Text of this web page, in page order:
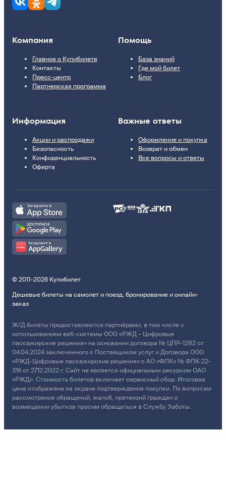
Компания
Главное о Купибилете
Контакты
Пресс-центр
Партнерская программа
Помощь
База знаний
Где мой билет
Блог
Информация
Акции и распродажи
Безопасность
Конфиденциальность
Оферта
Важные ответы
Оформление и покупка
Возврат и обмен
Все вопросы и ответы
© 2011–2026 Купибилет
Дешевые билеты на самолет и поезд, бронирование и онлайн-
заказ
Ж/Д билеты предоставляются партнёрами, в том числе с
использованием веб-системы ООО «РЖД – Цифровые
пассажирские решения» на основании договора № ЦПР-1282 от
04.04.2024 заключенного с Поставщиком услуг и Договора ООО
«РЖД-Цифровые пассажирские решения» с АО «ФПК» № ФПК-22-
316 от 27.12.2022 г. Сайт не является официальным ресурсом ОАО
«РЖД». Стоимость билетов включает сервисный сбор. Итоговая
цена отображена на экране подтверждения покупки. По вопросам
рассмотрения обращений, жалоб, претензий граждан о
возмещении убытков просим обращаться в Службу Заботы.